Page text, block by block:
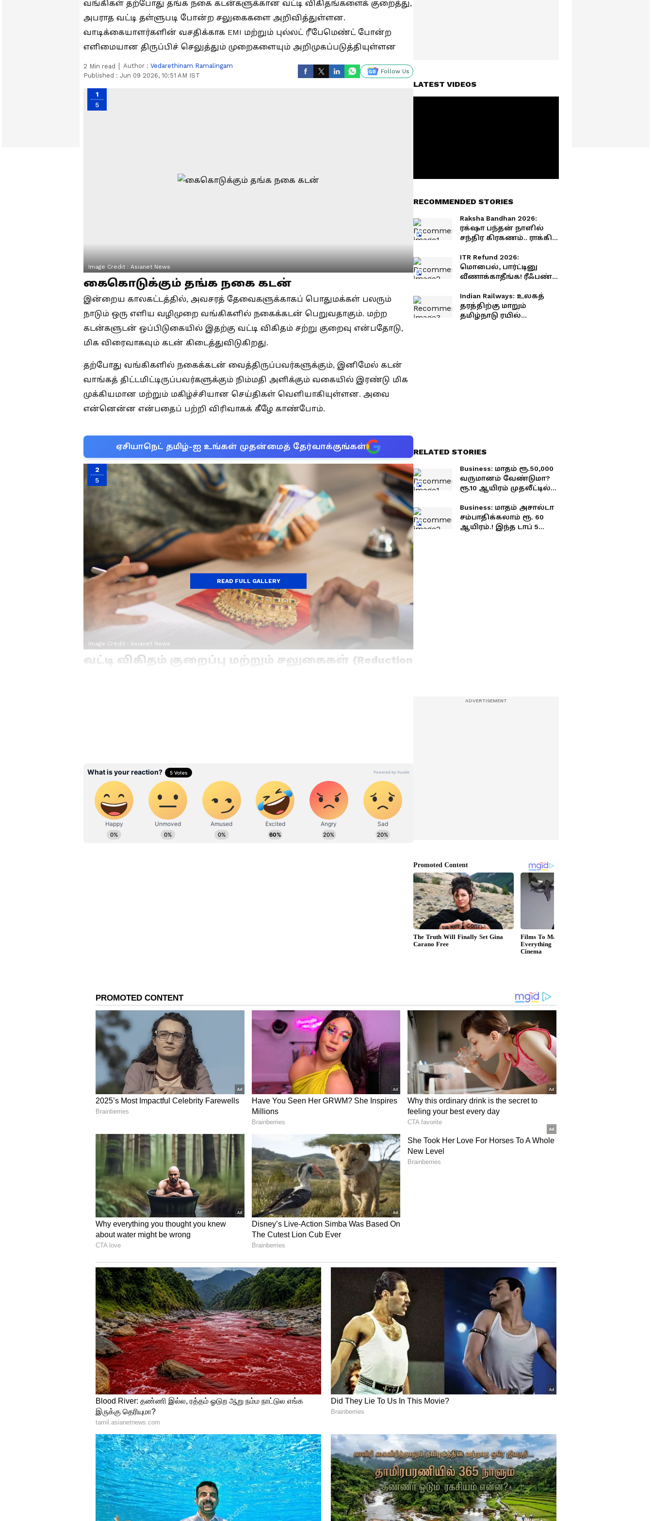
வங்கிகள் தற்போது தங்க நகை கடன்களுக்கான வட்டி விகிதங்களைக் குறைத்து,
அபராத வட்டி தள்ளுபடி போன்ற சலுகைகளை அறிவித்துள்ளன.
வாடிக்கையாளர்களின் வசதிக்காக EMI மற்றும் புல்லட் ரீபேமெண்ட் போன்ற
எளிமையான திருப்பிச் செலுத்தும் முறைகளையும் அறிமுகப்படுத்தியுள்ளன
2 Min read Author : Vedarethinam Ramalingam
Published : Jun 09 2026, 10:51 AM IST
Follow Us
1
5
Image Credit : Asianet News
கைகொடுக்கும் தங்க நகை கடன்
இன்றைய காலகட்டத்தில், அவசரத் தேவைகளுக்காகப் பொதுமக்கள் பலரும்
நாடும் ஒரு எளிய வழிமுறை வங்கிகளில் நகைக்கடன் பெறுவதாகும். மற்ற
கடன்களுடன் ஒப்பிடுகையில் இதற்கு வட்டி விகிதம் சற்று குறைவு என்பதோடு,
மிக விரைவாகவும் கடன் கிடைத்துவிடுகிறது.
தற்போது வங்கிகளில் நகைக்கடன் வைத்திருப்பவர்களுக்கும், இனிமேல் கடன்
வாங்கத் திட்டமிட்டிருப்பவர்களுக்கும் நிம்மதி அளிக்கும் வகையில் இரண்டு மிக
முக்கியமான மற்றும் மகிழ்ச்சியான செய்திகள் வெளியாகியுள்ளன. அவை
என்னென்ன என்பதைப் பற்றி விரிவாகக் கீழே காண்போம்.
ஏசியாநெட் தமிழ்-ஐ உங்கள் முதன்மைத் தேர்வாக்குங்கள்
2
5
Image Credit : Asianet News
வட்டி விகிதம் குறைப்பு மற்றும் சலுகைகள் (Reduction
திட்டங்களின் கீழ், வழக்கமான வட்டியை விடக் குறைவான வட்டியில் (Special
Concessional Interest Rates) கடன் வழங்கப்படுகிறது.
அபராத வட்டி தள்ளுபடி: நீண்ட நாட்களாக நகையைத் திருப்ப முடியாமல்,
வட்டிக்கு மேல் வட்டி (Penal Interest) ஏறி அவதிப்படுபவர்களுக்காகச் சில
வங்கிகள் ஒரு குறிப்பிட்ட காலத்திற்கு "ஒரே முறை தீர்வுத் திட்டம்" (One-Time
Image Credit :Unsplash
எளிமையான திருப்பிச் செலுத்தும் முறைகள்
முன்பெல்லாம் நகைக்கடன் வாங்கினால், குறிப்பிட்ட காலத்திற்குள் மொத்தமாக
வட்டியையும் முதலையும் கட்ட வேண்டும் அல்லது மாதாமாதம் வட்டியைக் கட்ட
வேண்டும் என்ற கடுமையான விதிமுறைகள் இருந்தன. ஆனால், இப்போது
வாடிக்கையாளர்களின் நிதிநிலையைக் கருத்தில் கொண்டு வங்கிகள் பல்வேறு
எளிதான திருப்பிச் செலுத்தும் முறைகளை (Flexible Repayments)
அறிமுகப்படுத்தியுள்ளன.
இஎம்ஐ (EMI) முறை: வாடிக்கையாளர்கள் தங்களது நகைக்கடனை மாதத்
தவணையாக (Equated Monthly Installments) அசல் மற்றும் வட்டியைச் சேர்த்துச்
பிரித்துச் செலுத்தும் வசதி இப்போது பரவலாக்கப்பட்டுள்ளது. இதனால்
மொத்தமாகப் பணம் கட்ட வேண்டிய சுமை குறைகிறது.
புல்லட் ரீபேமெண்ட் (Bullet Repayment)
காலம் வரை அவகாசம் அளிக்கப்படுகிறது. இக்காலத்தில் மாதாமாதம் வட்டி
கட்டத் தேவையில்லை. கடன் காலத்தின் இறுதியில் (உதாரணமாக 12 மாதங்கள்
கழித்து) அசல் மற்றும் வட்டியை ஒரே தவணையாகச் செலுத்தலாம். இது
விவசாயிகளுக்கும், மாதச் சம்பளம் வாங்குபவர்களுக்கும் பெரும் நிம்மதியைத்
தருகிறது.
READ FULL GALLERY
LATEST VIDEOS
RECOMMENDED STORIES
Raksha Bandhan 2026:
ரக்‌ஷா பந்தன் நாளில்
சந்திர கிரகணம்.. ராக்கி
விபரம்
ITR Refund 2026:
மொபைல், பார்ட்டினு
வீணாக்காதீங்க! ரீஃபண்ட்
லட்சக்கணக்கில்
சம்பாதிக்கலாம்!
Indian Railways: உலகத்
தரத்திற்கு மாறும்
தமிழ்நாடு ரயில்
RELATED STORIES
Business: மாதம் ரூ.50,000
வருமானம் வேண்டுமா?
ரூ.10 ஆயிரம் முதலீட்டில்
ஆக்கும் 5 தொழில்கள்.!
Business: மாதம் அசால்டா
சம்பாதிக்கலாம் ரூ. 60
ஆயிரம்.! இந்த டாப் 5